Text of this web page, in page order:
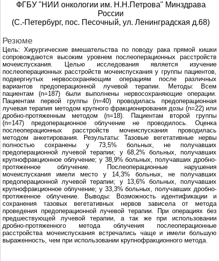
ФГБУ "НИИ онкологии им. Н.Н.Петрова" Минздрава
России
(С.-Петербург, пос. Песочный, ул. Ленинградская д.68)
Резюме
Цель: Хирургические вмешательства по поводу рака прямой кишки
сопровождаются высоким уровнем послеоперационных расстройств
мочеиспускания. Целью исследования является изучение
послеоперационных расстройств мочеиспускания у группы пациентов,
подвергнутых нервосохраняющим операциям после различных
вариантов предоперационной лучевой терапии. Методы: Всем
пациентам (n=187) были выполнены нервосохраняющие операции.
Пациентам первой группы (n=40) проводилась предоперационная
лучевая терапия методом крупного фракционирования дозы (n=22) или
дробно-протяженным методом (n=18). Пациентам второй группы
(n=147) предоперационное облучение не проводилось. Оценка
послеоперационных расстройств мочеиспускания проводилась
методом анкетирования. Результаты: Тазовые вегетативные нервы
полностью сохранены у 73,5% больных, не получавших
предоперационной лучевой терапии; у 68,2% больных, получавших
крупнофракционное облучение; у 38,9% больных, получавших дробно-
протяженное облучение. Послеоперационные нарушения
мочеиспускания имели место у 14,3% больных, не получавших
предоперационной лучевой терапии; у 13,6% больных, получавших
крупнофракционное облучение; у 33,3% больных, получавших дробно-
протяженное облучение. Выводы: Возможность идентификации и
сохранения тазовых вегетативных нервов зависела от метода
проведения предоперационной лучевой терапии. При операциях без
предшествующей лучевой терапии, а так же при использовании
дробно-протяженного метода облучения послеоперационные
расстройства мочеиспускания встречались чаще и имели большую
выраженность, чем при использовании крупнофракционного метода.